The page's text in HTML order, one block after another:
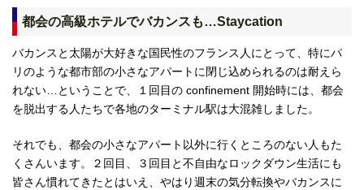
都会の高級ホテルでバカンスも…Staycation
バカンスと太陽が大好きな国民性のフランス人にとって、特にパ
リのような都市部の小さなアパートに閉じ込められるのは耐えら
れない…ということで、１回目の confinement 開始時には、都会
を脱出する人たちで各地のターミナル駅は大混雑しました。
それでも、都会の小さなアパート以外に行くところのない人もた
くさんいます。２回目、３回目と不自由なロックダウン生活にも
皆さん慣れてきたとはいえ、やはり週末の気分転換やバカンスに